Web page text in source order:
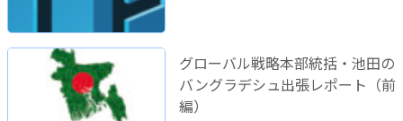
グローバル戦略本部統括・池田の
バングラデシュ出張レポート（前
編）